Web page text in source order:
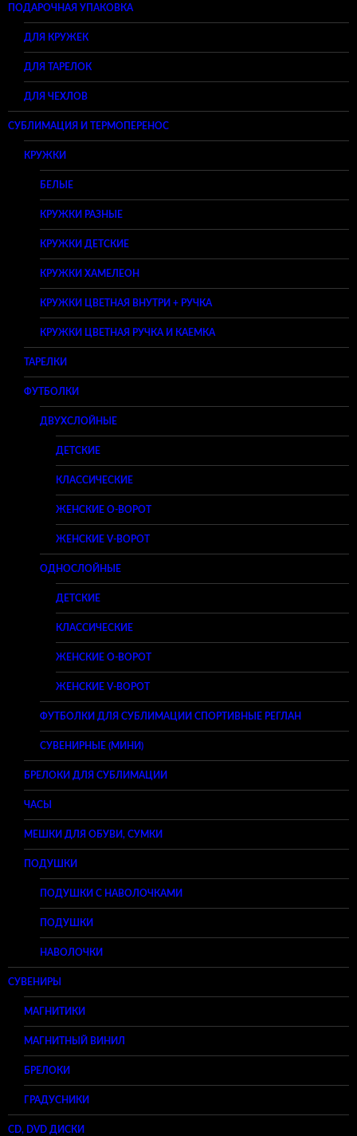
ПОДАРОЧНАЯ УПАКОВКА
ДЛЯ КРУЖЕК
ДЛЯ ТАРЕЛОК
ДЛЯ ЧЕХЛОВ
СУБЛИМАЦИЯ И ТЕРМОПЕРЕНОС
КРУЖКИ
БЕЛЫЕ
КРУЖКИ РАЗНЫЕ
КРУЖКИ ДЕТСКИЕ
КРУЖКИ ХАМЕЛЕОН
КРУЖКИ ЦВЕТНАЯ ВНУТРИ + РУЧКА
КРУЖКИ ЦВЕТНАЯ РУЧКА И КАЕМКА
ТАРЕЛКИ
ФУТБОЛКИ
ДВУХСЛОЙНЫЕ
ДЕТСКИЕ
КЛАССИЧЕСКИЕ
ЖЕНСКИЕ O-ВОРОТ
ЖЕНСКИЕ V-ВОРОТ
ОДНОСЛОЙНЫЕ
ДЕТСКИЕ
КЛАССИЧЕСКИЕ
ЖЕНСКИЕ O-ВОРОТ
ЖЕНСКИЕ V-ВОРОТ
ФУТБОЛКИ ДЛЯ СУБЛИМАЦИИ СПОРТИВНЫЕ РЕГЛАН
СУВЕНИРНЫЕ (МИНИ)
БРЕЛОКИ ДЛЯ СУБЛИМАЦИИ
ЧАСЫ
МЕШКИ ДЛЯ ОБУВИ, СУМКИ
ПОДУШКИ
ПОДУШКИ С НАВОЛОЧКАМИ
ПОДУШКИ
НАВОЛОЧКИ
СУВЕНИРЫ
МАГНИТИКИ
МАГНИТНЫЙ ВИНИЛ
БРЕЛОКИ
ГРАДУСНИКИ
CD, DVD ДИСКИ